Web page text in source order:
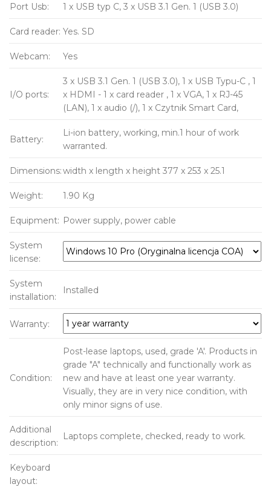
Port Usb: 1 x USB typ C, 3 x USB 3.1 Gen. 1 (USB 3.0)
Card reader: Yes. SD
Webcam: Yes
I/O ports:
3 x USB 3.1 Gen. 1 (USB 3.0), 1 x USB Typu-C , 1
x HDMI - 1 x card reader , 1 x VGA, 1 x RJ-45
(LAN), 1 x audio (/), 1 x Czytnik Smart Card,
Battery:
Li-ion battery, working, min.1 hour of work
warranted.
Dimensions:width x length x height 377 x 253 x 25.1
Weight: 1.90 Kg
Equipment: Power supply, power cable
System
license:
System
installation:
Installed
Warranty:
Condition:
Post-lease laptops, used, grade 'A'. Products in
grade "A" technically and functionally work as
new and have at least one year warranty.
Visually, they are in very nice condition, with
only minor signs of use.
Additional
description:
Laptops complete, checked, ready to work.
Keyboard
layout: